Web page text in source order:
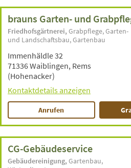
brauns Garten- und
Friedhofsgärtnerei Grabpflege Garten-
und Landschaftsbau Gartenbau
Immenhäldle 32
71336 Waiblingen, Rems
(Hohenacker)
Kontaktdetails anzeigen
Anrufen
CG-Gebäudeservice
Gebäudereinigung Gartenbau